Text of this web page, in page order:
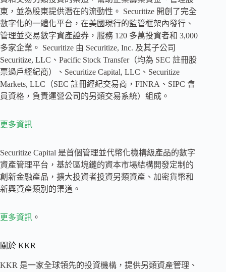
東，並為股東提供潛在的流動性。 Securitize 開創了完全
數字化的一體化平台，在美國現行的監管框架內發行、
管理並交易數字資產證券，服務 120 多萬投資者和 3,000
多家企業。 Securitize 由 Securitize, Inc. 及其子公司
Securitize, LLC、Pacific Stock Transfer（均為 SEC 註冊股
票過戶經紀商）、Securitize Capital, LLC、Securitize
Markets, LLC（SEC 註冊經紀交易商，FINRA、SIPC 會
員資格，負責運營公司的另類交易系統）組成。
更多資訊
Securitize Capital 是首個管理並代幣化機構級產品的數字
資產管理平台，基於區塊鏈的資本市場結構開發定制的
創新金融產品，擴大投資者投資另類資產、加密貨幣和
新興資產類別的渠道。
更多資訊 。
關於 KKR
KKR 是一家全球領先的投資機構，提供另類資產管理、